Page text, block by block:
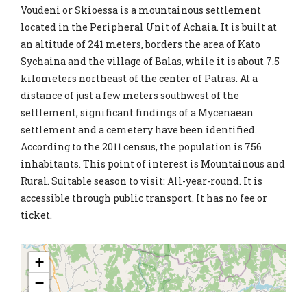
Voudeni or Skioessa is a mountainous settlement
located in the Peripheral Unit of Achaia. It is built at
an altitude of 241 meters, borders the area of ​​Kato
Sychaina and the village of Balas, while it is about 7.5
kilometers northeast of the center of Patras. At a
distance of just a few meters southwest of the
settlement, significant findings of a Mycenaean
settlement and a cemetery have been identified.
According to the 2011 census, the population is 756
inhabitants. This point of interest is Mountainous and
Rural. Suitable season to visit: All-year-round. It is
accessible through public transport. It has no fee or
ticket.
+
−